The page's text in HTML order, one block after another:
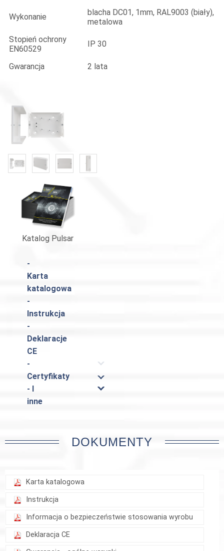
Wykonanie
blacha DC01, 1mm, RAL9003 (biały),
metalowa
Stopień ochrony
EN60529
IP 30
Gwarancja 2 lata
Katalog Pulsar
-
Karta
katalogowa
-
Instrukcja
-
Deklaracje
CE
-
Certyfikaty
- I
inne
DOKUMENTY
Karta katalogowa
Instrukcja
Informacja o bezpieczeństwie stosowania wyrobu
Deklaracja CE